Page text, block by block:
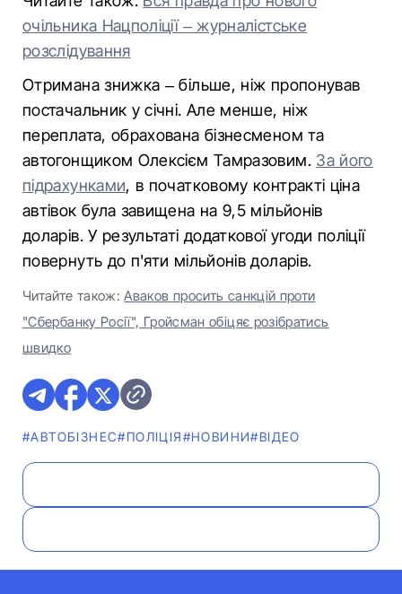
очільника Нацполіції – журналістське
розслідування
Отримана знижка – більше, ніж пропонував
постачальник у січні. Але менше, ніж
переплата, обрахована бізнесменом та
автогонщиком Олексієм Тамразовим. За його
підрахунками, в початковому контракті ціна
автівок була завищена на 9,5 мільйонів
доларів. У результаті додаткової угоди поліції
повернуть до п'яти мільйонів доларів.
Читайте також:Аваков просить санкцій проти
"Сбербанку Росії", Гройсман обіцяє розібратись
швидко
#АВТОБІЗНЕС#ПОЛІЦІЯ#НОВИНИ#ВІДЕО